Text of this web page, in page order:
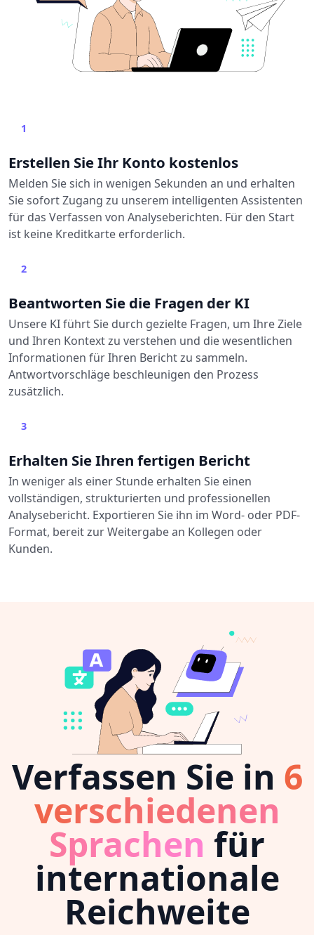
1
Erstellen Sie Ihr Konto kostenlos
Melden Sie sich in wenigen Sekunden an und erhalten
Sie sofort Zugang zu unserem intelligenten Assistenten
für das Verfassen von Analyseberichten. Für den Start
ist keine Kreditkarte erforderlich.
2
Beantworten Sie die Fragen der KI
Unsere KI führt Sie durch gezielte Fragen, um Ihre Ziele
und Ihren Kontext zu verstehen und die wesentlichen
Informationen für Ihren Bericht zu sammeln.
Antwortvorschläge beschleunigen den Prozess
zusätzlich.
3
Erhalten Sie Ihren fertigen Bericht
In weniger als einer Stunde erhalten Sie einen
vollständigen, strukturierten und professionellen
Analysebericht. Exportieren Sie ihn im Word- oder PDF-
Format, bereit zur Weitergabe an Kollegen oder
Kunden.
Verfassen Sie in 6
verschiedenen
Sprachen für
internationale
Reichweite